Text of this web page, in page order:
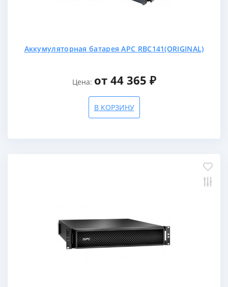
Аккумуляторная батарея APC RBC141(ORIGINAL)
Цена: от 44 365 ₽
В КОРЗИНУ